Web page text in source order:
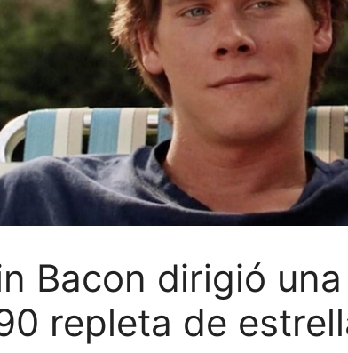
Bacon dirigió
repleta de